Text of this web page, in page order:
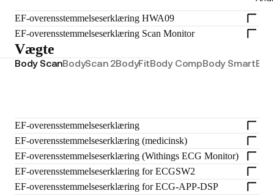
EF-overensstemmelseserklæring HWA09
EF-overensstemmelseserklæring Scan Monitor
Vægte
Body ScanBodyScan 2BodyFitBody CompBody Smart
EF-overensstemmelseserklæring
EF-overensstemmelseserklæring (medicinsk)
EF-overensstemmelseserklæring (Withings ECG Monitor)
EF-overensstemmelseserklæring for ECGSW2
EF-overensstemmelseserklæring for ECG-APP-DSP